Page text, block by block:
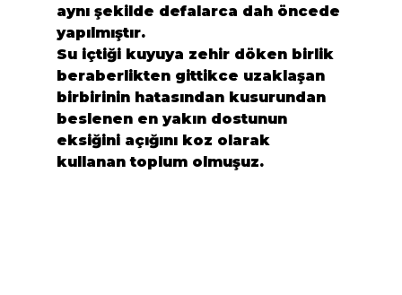
aynı şekilde defalarca dah öncede
yapılmıştır.
Su içtiği kuyuya zehir döken birlik
beraberlikten gittikce uzaklaşan
birbirinin hatasından kusurundan
beslenen en yakın dostunun
eksiğini açığını koz olarak
kullanan toplum olmuşuz.